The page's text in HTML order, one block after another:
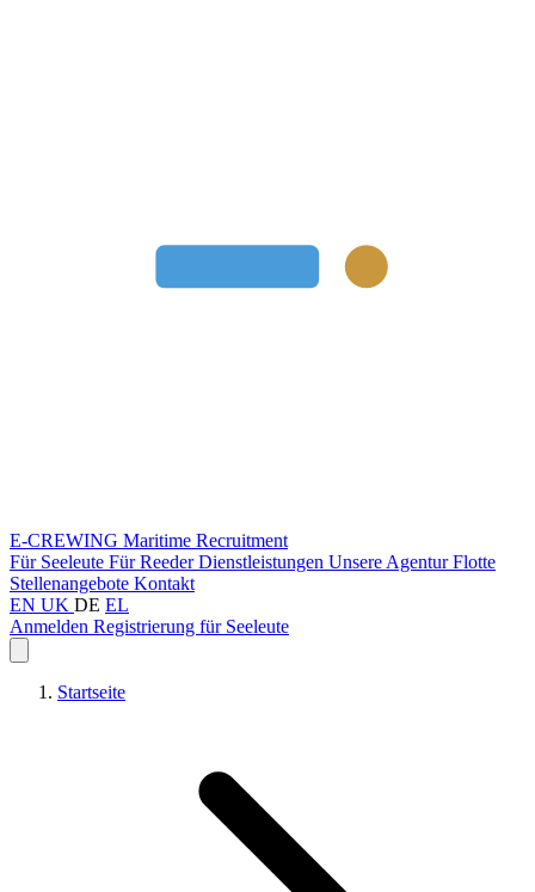
E-CREWING Maritime Recruitment
Für Seeleute Für ReederDienstleistungen Unsere AgenturFlotte
Stellenangebote Kontakt
EN UK DE EL
Anmelden Registrierung für Seeleute
Startseite